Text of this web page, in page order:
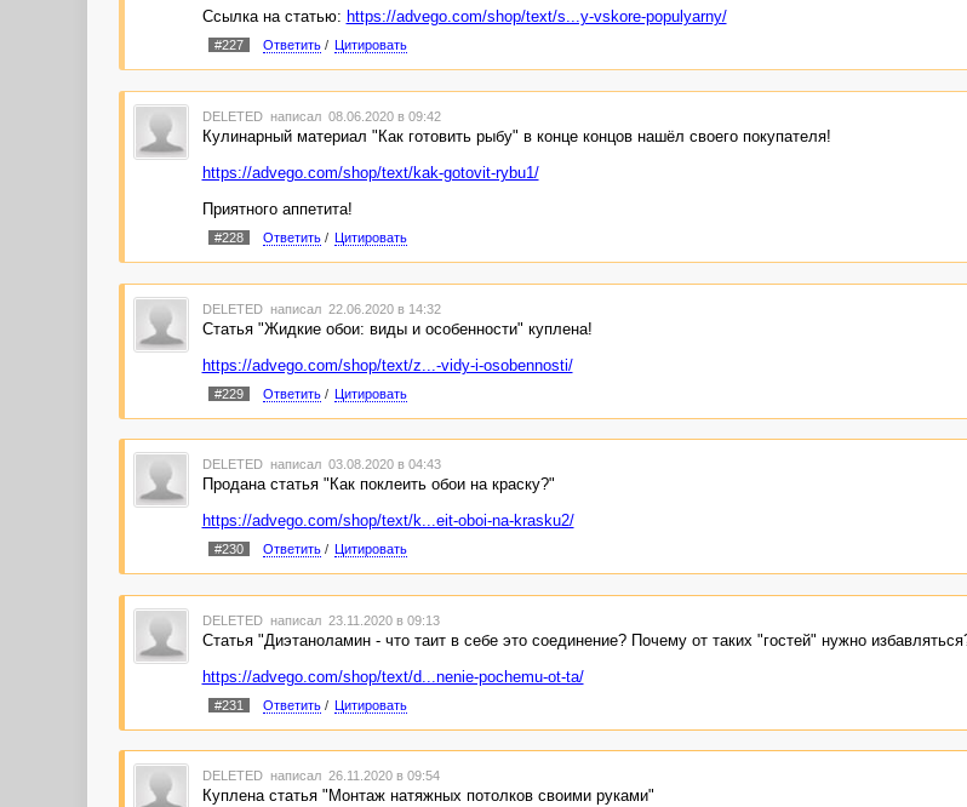
Ссылка на статью: https://advego.com/shop/text/s...y-vskore-populyarny/
#227 Ответить/ Цитировать
DELETED написал 08.06.2020 в 09:42
Кулинарный материал "Как готовить рыбу" в конце концов нашёл своего покупателя!
https://advego.com/shop/text/kak-gotovit-rybu1/
Приятного аппетита!
#228 Ответить/ Цитировать
DELETED написал 22.06.2020 в 14:32
Статья "Жидкие обои: виды и особенности" куплена!
https://advego.com/shop/text/z...-vidy-i-osobennosti/
#229 Ответить/ Цитировать
DELETED написал 03.08.2020 в 04:43
Продана статья "Как поклеить обои на краску?"
https://advego.com/shop/text/k...eit-oboi-na-krasku2/
#230 Ответить/ Цитировать
DELETED написал 23.11.2020 в 09:13
Статья "Диэтаноламин - что таит в себе это соединение? Почему от таких "гостей" нужно
https://advego.com/shop/text/d...nenie-pochemu-ot-ta/
#231 Ответить/ Цитировать
DELETED написал 26.11.2020 в 09:54
Куплена статья "Монтаж натяжных потолков своими руками"